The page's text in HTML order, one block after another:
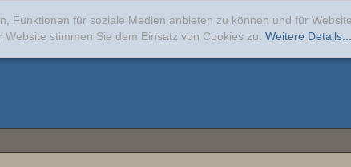
Funktionen für soziale Medien anbieten zu können und für
stimmen Sie dem Einsatz von Cookies zu. Weitere Details...